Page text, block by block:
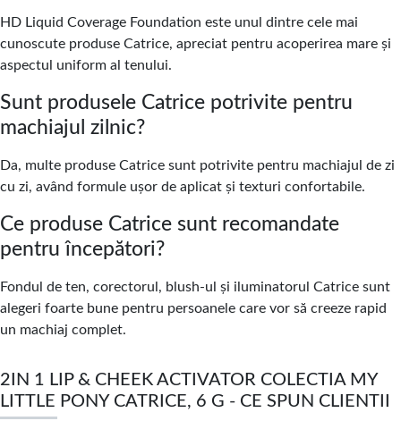
HD Liquid Coverage Foundation este unul dintre cele mai
cunoscute produse Catrice, apreciat pentru acoperirea mare și
aspectul uniform al tenului.
Sunt produsele Catrice potrivite pentru
machiajul zilnic?
Da, multe produse Catrice sunt potrivite pentru machiajul de zi
cu zi, având formule ușor de aplicat și texturi confortabile.
Ce produse Catrice sunt recomandate
pentru începători?
Fondul de ten, corectorul, blush-ul și iluminatorul Catrice sunt
alegeri foarte bune pentru persoanele care vor să creeze rapid
un machiaj complet.
2IN 1 LIP & CHEEK ACTIVATOR COLECTIA MY
LITTLE PONY CATRICE, 6 G - CE SPUN CLIENTII